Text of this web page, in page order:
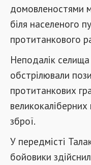
домовленостями
біля населеного
протитанкового
Неподалік
обстрілювали
протитанкових
великокаліберних
зброї.
У передмісті
бойовики